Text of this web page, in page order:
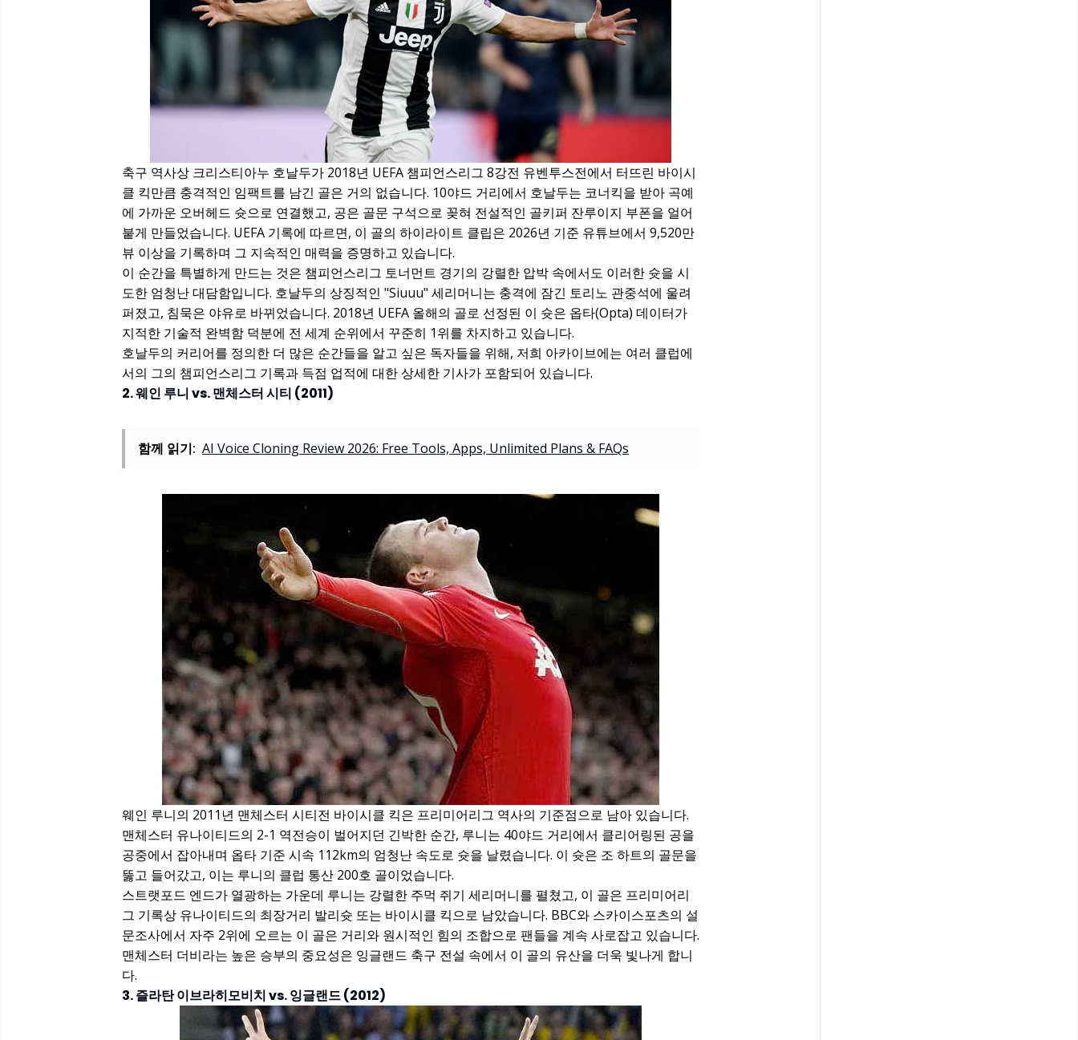
축구 역사상 크리스티아누 호날두가 2018년 UEFA 챔피언스리그 8강전 유벤투스전에서 터뜨린 바이시
클 킥만큼 충격적인 임팩트를 남긴 골은 거의 없습니다. 10야드 거리에서 호날두는 코너킥을 받아 곡예
에 가까운 오버헤드 슛으로 연결했고, 공은 골문 구석으로 꽂혀 전설적인 골키퍼 잔루이지 부폰을 얼어
붙게 만들었습니다. UEFA 기록에 따르면, 이 골의 하이라이트 클립은 2026년 기준 유튜브에서 9,520만
뷰 이상을 기록하며 그 지속적인 매력을 증명하고 있습니다.
이 순간을 특별하게 만드는 것은 챔피언스리그 토너먼트 경기의 강렬한 압박 속에서도 이러한 슛을 시
도한 엄청난 대담함입니다. 호날두의 상징적인 "Siuuu" 세리머니는 충격에 잠긴 토리노 관중석에 울려
퍼졌고, 침묵은 야유로 바뀌었습니다. 2018년 UEFA 올해의 골로 선정된 이 슛은 옵타(Opta) 데이터가
지적한 기술적 완벽함 덕분에 전 세계 순위에서 꾸준히 1위를 차지하고 있습니다.
호날두의 커리어를 정의한 더 많은 순간들을 알고 싶은 독자들을 위해, 저희 아카이브에는 여러 클럽에
서의 그의 챔피언스리그 기록과 득점 업적에 대한 상세한 기사가 포함되어 있습니다.
2. 웨인 루니 vs. 맨체스터 시티 (2011)
함께 읽기: AI Voice Cloning Review 2026: Free Tools, Apps, Unlimited Plans & FAQs
웨인 루니의 2011년 맨체스터 시티전 바이시클 킥은 프리미어리그 역사의 기준점으로 남아 있습니다.
맨체스터 유나이티드의 2-1 역전승이 벌어지던 긴박한 순간, 루니는 40야드 거리에서 클리어링된 공을
공중에서 잡아내며 옵타 기준 시속 112km의 엄청난 속도로 슛을 날렸습니다. 이 슛은 조 하트의 골문을
뚫고 들어갔고, 이는 루니의 클럽 통산 200호 골이었습니다.
스트랫포드 엔드가 열광하는 가운데 루니는 강렬한 주먹 쥐기 세리머니를 펼쳤고, 이 골은 프리미어리
그 기록상 유나이티드의 최장거리 발리슛 또는 바이시클 킥으로 남았습니다. BBC와 스카이스포츠의 설
문조사에서 자주 2위에 오르는 이 골은 거리와 원시적인 힘의 조합으로 팬들을 계속 사로잡고 있습니다.
맨체스터 더비라는 높은 승부의 중요성은 잉글랜드 축구 전설 속에서 이 골의 유산을 더욱 빛나게 합니
다.
3. 즐라탄 이브라히모비치 vs. 잉글랜드 (2012)